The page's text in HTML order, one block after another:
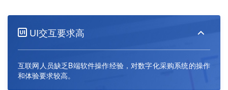
UI交互要求高
互联网人员缺乏B端软件操作经验，对数字化采购系统的操作
和体验要求较高。